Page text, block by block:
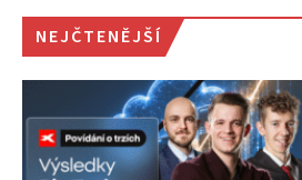
NEJČTENĚJŠÍ